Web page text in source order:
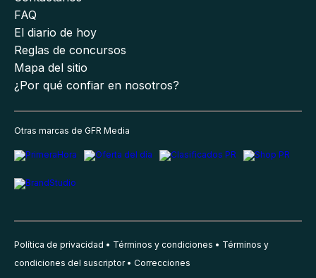
FAQ
El diario de hoy
Reglas de concursos
Mapa del sitio
¿Por qué confiar en nosotros?
Otras marcas de GFR Media
Política de privacidad Términos y condiciones
Términos y
condiciones del suscriptor
Correcciones